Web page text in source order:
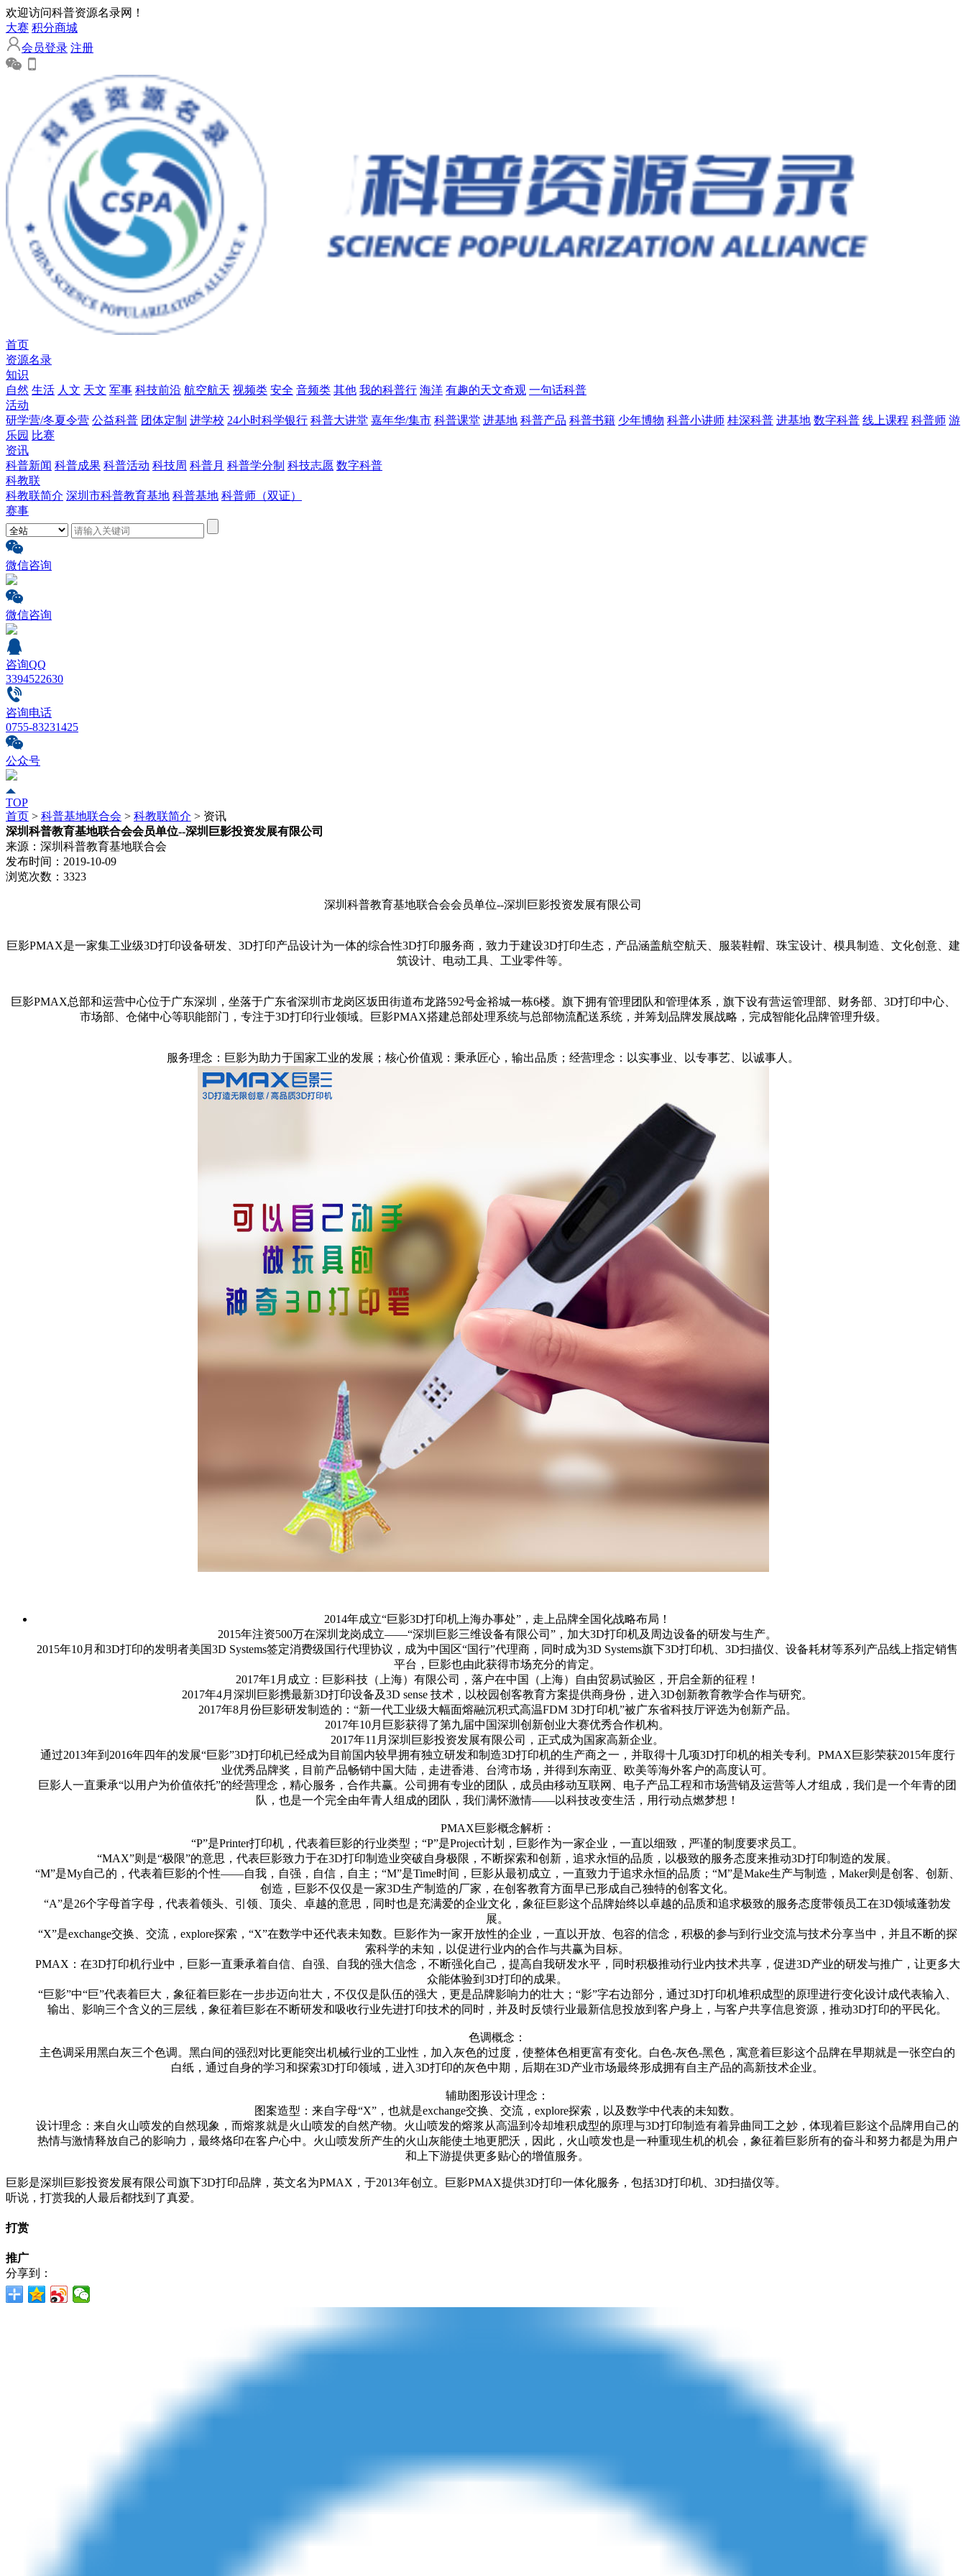
欢迎访问科普资源名录网！
大赛 积分商城
会员登录 注册
首页
资源名录
知识
自然 生活 人文 天文 军事 科技前沿 航空航天 视频类 安全 音频类 其他 我的科普行 海洋 有趣的天文奇观 一句话科普
活动
研学营/冬夏令营 公益科普 团体定制 进学校 24小时科学银行 科普大讲堂 嘉年华/集市 科普课堂 进基地 科普产品 科普书籍 少年博物 科普小讲师 桂深科普 进基地 数字科普 线上课程 科普师 游
乐园 比赛
资讯
科普新闻 科普成果 科普活动 科技周 科普月 科普学分制 科技志愿 数字科普
科教联
科教联简介 深圳市科普教育基地 科普基地 科普师（双证）
赛事
微信咨询
微信咨询
咨询QQ
3394522630
咨询电话
0755-83231425
公众号
TOP
首页 > 科普基地联合会 > 科教联简介 > 资讯
深圳科普教育基地联合会会员单位--深圳巨影投资发展有限公司
来源： 深圳科普教育基地联合会
发布时间： 2019-10-09
浏览次数： 3323
深圳科普教育基地联合会会员单位--深圳巨影投资发展有限公司
巨影PMAX是一家集工业级3D打印设备研发、3D打印产品设计为一体的综合性3D打印服务商，致力于建设3D打印生态，产品涵盖航空航天、服装鞋帽、珠宝设计、模具制造、文化创意、建
筑设计、电动工具、工业零件等。
巨影PMAX总部和运营中心位于广东深圳，坐落于广东省深圳市龙岗区坂田街道布龙路592号金裕城一栋6楼。旗下拥有管理团队和管理体系，旗下设有营运管理部、财务部、3D打印中心、
市场部、仓储中心等职能部门，专注于3D打印行业领域。巨影PMAX搭建总部处理系统与总部物流配送系统，并筹划品牌发展战略，完成智能化品牌管理升级。
服务理念：巨影为助力于国家工业的发展；核心价值观：秉承匠心，输出品质；经营理念：以实事业、以专事艺、以诚事人。
2014年成立“巨影3D打印机上海办事处”，走上品牌全国化战略布局！
2015年注资500万在深圳龙岗成立——“深圳巨影三维设备有限公司”，加大3D打印机及周边设备的研发与生产。
2015年10月和3D打印的发明者美国3D Systems签定消费级国行代理协议，成为中国区“国行”代理商，同时成为3D Systems旗下3D打印机、3D扫描仪、设备耗材等系列产品线上指定销售
平台，巨影也由此获得市场充分的肯定。
2017年1月成立：巨影科技（上海）有限公司，落户在中国（上海）自由贸易试验区，开启全新的征程！
2017年4月深圳巨影携最新3D打印设备及3D sense 技术，以校园创客教育方案提供商身份，进入3D创新教育教学合作与研究。
2017年8月份巨影研发制造的：“新一代工业级大幅面熔融沉积式高温FDM 3D打印机”被广东省科技厅评选为创新产品。
2017年10月巨影获得了第九届中国深圳创新创业大赛优秀合作机构。
2017年11月深圳巨影投资发展有限公司，正式成为国家高新企业。
通过2013年到2016年四年的发展“巨影”3D打印机已经成为目前国内较早拥有独立研发和制造3D打印机的生产商之一，并取得十几项3D打印机的相关专利。PMAX巨影荣获2015年度行
业优秀品牌奖，目前产品畅销中国大陆，走进香港、台湾市场，并得到东南亚、欧美等海外客户的高度认可。
巨影人一直秉承“以用户为价值依托”的经营理念，精心服务，合作共赢。公司拥有专业的团队，成员由移动互联网、电子产品工程和市场营销及运营等人才组成，我们是一个年青的团
队，也是一个完全由年青人组成的团队，我们满怀激情——以科技改变生活，用行动点燃梦想！
PMAX巨影概念解析：
“P”是Printer打印机，代表着巨影的行业类型；“P”是Project计划，巨影作为一家企业，一直以细致，严谨的制度要求员工。
“MAX”则是“极限”的意思，代表巨影致力于在3D打印制造业突破自身极限，不断探索和创新，追求永恒的品质，以极致的服务态度来推动3D打印制造的发展。
“M”是My自己的，代表着巨影的个性——自我，自强，自信，自主；“M”是Time时间，巨影从最初成立，一直致力于追求永恒的品质；“M”是Make生产与制造，Maker则是创客、创新、
创造，巨影不仅仅是一家3D生产制造的厂家，在创客教育方面早已形成自己独特的创客文化。
“A”是26个字母首字母，代表着领头、引领、顶尖、卓越的意思，同时也是充满爱的企业文化，象征巨影这个品牌始终以卓越的品质和追求极致的服务态度带领员工在3D领域蓬勃发
展。
“X”是exchange交换、交流，explore探索，“X”在数学中还代表未知数。巨影作为一家开放性的企业，一直以开放、包容的信念，积极的参与到行业交流与技术分享当中，并且不断的探
索科学的未知，以促进行业内的合作与共赢为目标。
PMAX：在3D打印机行业中，巨影一直秉承着自信、自强、自我的强大信念，不断强化自己，提高自我研发水平，同时积极推动行业内技术共享，促进3D产业的研发与推广，让更多大
众能体验到3D打印的成果。
“巨影”中“巨”代表着巨大，象征着巨影在一步步迈向壮大，不仅仅是队伍的强大，更是品牌影响力的壮大；“影”字右边部分，通过3D打印机堆积成型的原理进行变化设计成代表输入、
输出、影响三个含义的三层线，象征着巨影在不断研发和吸收行业先进打印技术的同时，并及时反馈行业最新信息投放到客户身上，与客户共享信息资源，推动3D打印的平民化。
色调概念：
主色调采用黑白灰三个色调。黑白间的强烈对比更能突出机械行业的工业性，加入灰色的过度，使整体色相更富有变化。白色-灰色-黑色，寓意着巨影这个品牌在早期就是一张空白的
白纸，通过自身的学习和探索3D打印领域，进入3D打印的灰色中期，后期在3D产业市场最终形成拥有自主产品的高新技术企业。
辅助图形设计理念：
图案造型：来自字母“X”，也就是exchange交换、交流，explore探索，以及数学中代表的未知数。
设计理念：来自火山喷发的自然现象，而熔浆就是火山喷发的自然产物。火山喷发的熔浆从高温到冷却堆积成型的原理与3D打印制造有着异曲同工之妙，体现着巨影这个品牌用自己的
热情与激情释放自己的影响力，最终烙印在客户心中。火山喷发所产生的火山灰能使土地更肥沃，因此，火山喷发也是一种重现生机的机会，象征着巨影所有的奋斗和努力都是为用户
和上下游提供更多贴心的增值服务。
巨影是深圳巨影投资发展有限公司旗下3D打印品牌，英文名为PMAX，于2013年创立。巨影PMAX提供3D打印一体化服务，包括3D打印机、3D扫描仪等。
听说，打赏我的人最后都找到了真爱。
打赏
推广
分享到：